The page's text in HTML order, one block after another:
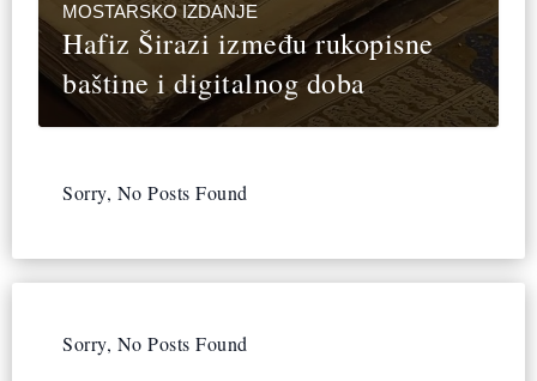
MOSTARSKO IZDANJE
Hafiz Širazi između rukopisne
baštine i digitalnog doba
Sorry, No Posts Found
Sorry, No Posts Found